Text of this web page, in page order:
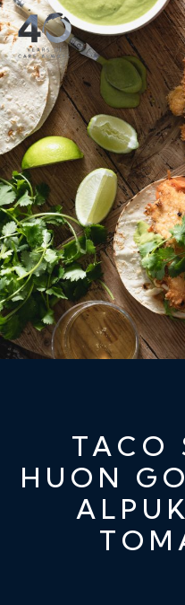
Langkau ke kandungan
TACO
HUON